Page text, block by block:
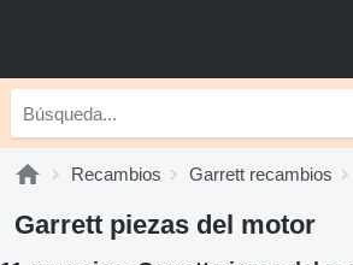
Recambios Garrett recambios
Garrett piezas del motor